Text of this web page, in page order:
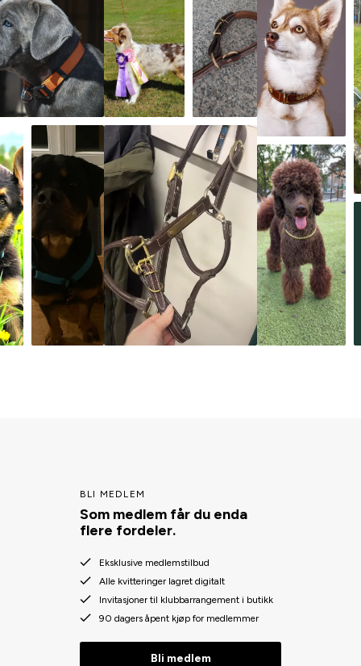
BLI MEDLEM
Som medlem får du enda
flere fordeler.
Eksklusive medlemstilbud
Alle kvitteringer lagret digitalt
Invitasjoner til klubbarrangement i butikk
90 dagers åpent kjøp for medlemmer
Bli medlem